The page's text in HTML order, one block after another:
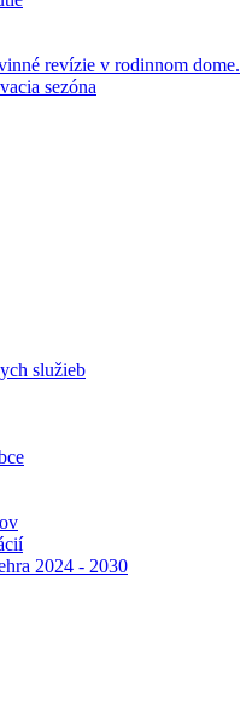
revízie v rodinnom dome.
sezóna
služieb
2024 - 2030